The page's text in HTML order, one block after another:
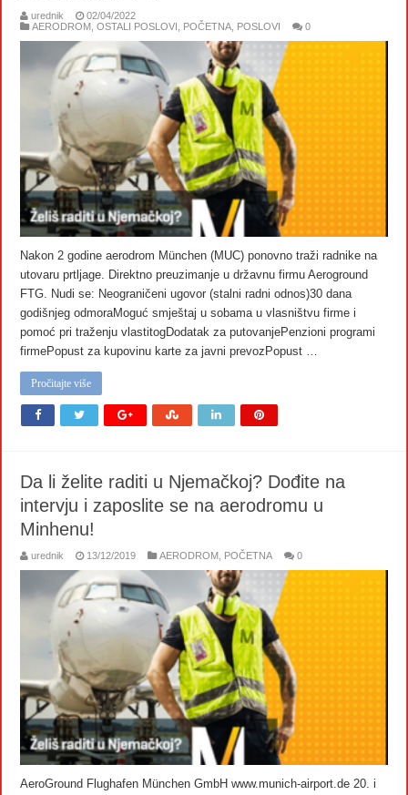
urednik
02/04/2022
AERODROM ,OSTALI POSLOVI POČETNA POSLOVI 0
Nakon 2 godine aerodrom München (MUC) ponovno traži radnike na
utovaru prtljage. Direktno preuzimanje u državnu firmu Aeroground
FTG. Nudi se: Neograničeni ugovor (stalni radni odnos)30 dana
godišnjeg odmoraMoguć smještaj u sobama u vlasništvu firme i
pomoć pri traženju vlastitogDodatak za putovanjePenzioni programi
firmePopust za kupovinu karte za javni prevozPopust …
Pročitajte više
Da li želite raditi u Njemačkoj? Dođite na
intervju i zaposlite se na aerodromu u
Minhenu!
urednik 13/12/2019 AERODROM POČETNA 0
AeroGround Flughafen München GmbH www.munich-airport.de 20. i